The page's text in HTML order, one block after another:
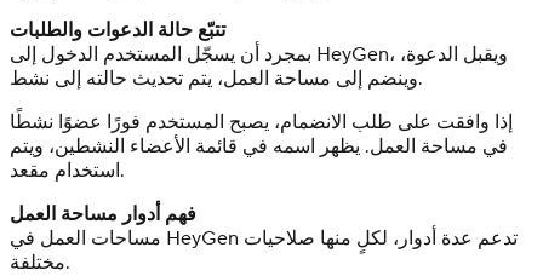
تتبّع حالة الدعوات والطلبات
بمجرد أن يسجّل المستخدم الدخول إلى HeyGen، ويقبل الدعوة،
وينضم إلى مساحة العمل، يتم تحديث حالته إلى نشط.
إذا وافقت على طلب الانضمام، يصبح المستخدم فورًا عضوًا نشطًا
في مساحة العمل. يظهر اسمه في قائمة الأعضاء النشطين، ويتم
استخدام مقعد.
فهم أدوار مساحة العمل
مساحات العمل في HeyGen تدعم عدة أدوار، لكلٍ منها صلاحيات
مختلفة.